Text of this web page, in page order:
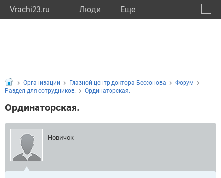
Vrachi23.ru Люди Eще
Организации Глазной центр доктора Бессонова
Форум
Раздел для сотрудников.
Ординаторская.
Ординаторская.
Новичок